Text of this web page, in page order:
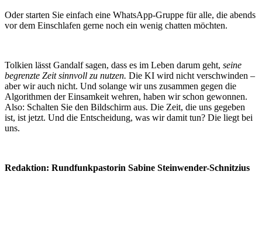
Oder starten Sie einfach eine WhatsApp-Gruppe für alle, die abends
vor dem Einschlafen gerne noch ein wenig chatten möchten.
Tolkien lässt Gandalf sagen, dass es im Leben darum geht, seine
begrenzte Zeit sinnvoll zu nutzen. Die KI wird nicht verschwinden –
aber wir auch nicht. Und solange wir uns zusammen gegen die
Algorithmen der Einsamkeit wehren, haben wir schon gewonnen.
Also: Schalten Sie den Bildschirm aus. Die Zeit, die uns gegeben
ist, ist jetzt. Und die Entscheidung, was wir damit tun? Die liegt bei
uns.
Redaktion: Rundfunkpastorin Sabine Steinwender-Schnitzius